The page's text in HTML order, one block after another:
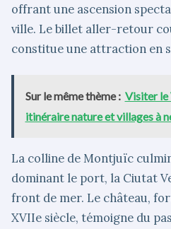
offrant une ascension
ville. Le billet aller-retour
constitue une attraction en
Sur le même thème : Visiter le
itinéraire nature et villages à
La colline de Montjuïc
dominant le port, la Ciutat
front de mer. Le château,
XVIIe siècle, témoigne du